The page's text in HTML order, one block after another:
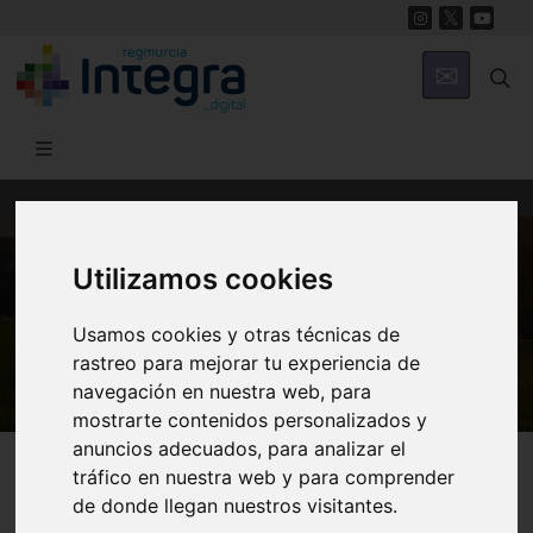
Utilizamos cookies
Usamos cookies y otras técnicas de
rastreo para mejorar tu experiencia de
navegación en nuestra web, para
mostrarte contenidos personalizados y
anuncios adecuados, para analizar el
tráfico en nuestra web y para comprender
de donde llegan nuestros visitantes.
Ricote
Al
Personajes